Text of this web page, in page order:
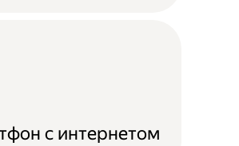
с интернетом